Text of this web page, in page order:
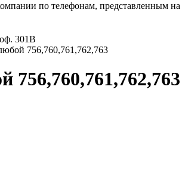
по телефонам, представленным на
301В
756,760,761,762,763
756,760,761,762,763